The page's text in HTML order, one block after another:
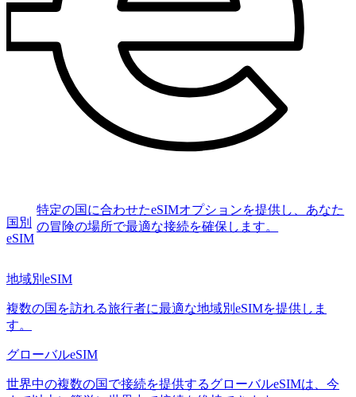
国別
eSIM
特定の国に合わせたeSIMオプションを提供し、あなた
の冒険の場所で最適な接続を確保します。
地域別eSIM
複数の国を訪れる旅行者に最適な地域別eSIMを提供しま
す。
グローバルeSIM
世界中の複数の国で接続を提供するグローバルeSIMは、今